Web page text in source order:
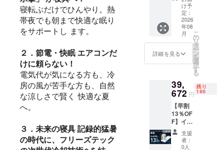
寝転ぶだけでひんやり。熱
帯夜でも朝まで快適な眠り
をサポートし ます。
２．節電・快眠 エアコンだ
けに頼らない！
電気代が気になる方も、冷
房の風が苦手な方も、自然
な涼しさで賢く 快適な夏
へ。
３．未来の寝具 記録的猛暑
の時代に、フリーズテック
ン発送
スケ
ジュー
ルにつ
いて ・
リター
ン商品
順に6月
から順
次発送
いたし
ます。
・但
し、ご
注文状
況、配
セット
・アー
ムカ
バー 1
セット
★アー
ムカ
黒）、
サイズ
（S・
M・L）
からお
選びい
ただけ
ます。
■リター
超早割
18％OF
F 一般
販売価
45,600
円（税
込）
→37,39
込・送
料込）
■内容
・
FREEZ
ETECH
氷撃空
調エ
アー
け予
定：
2026
年08
月
詳細を見る
こ
の
リ
タ
ー
ン
を
選
択
す
る
39,
672 円
残り
160
【早割
13％OF
F】イン
ナー
シャツ
セット
支援
者：
0人